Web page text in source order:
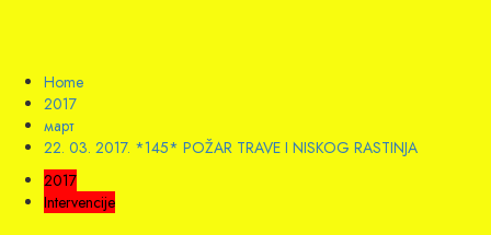
Home
2017
март
22. 03. 2017. *145* POŽAR TRAVE I NISKOG RASTINJA
2017
Intervencije